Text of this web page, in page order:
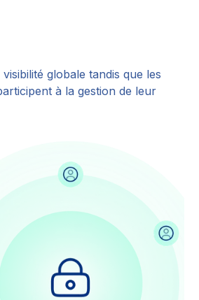
globale tandis que les
à la gestion de leur